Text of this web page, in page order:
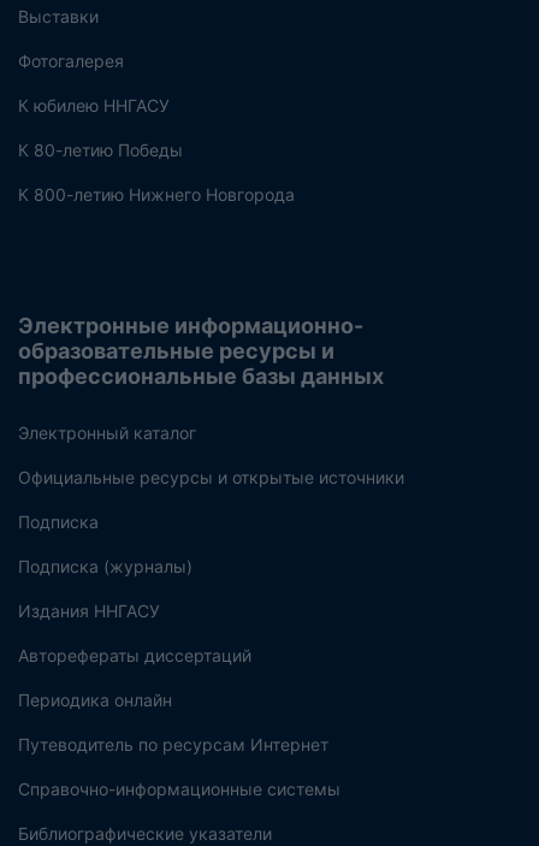
Выставки
Фотогалерея
К юбилею ННГАСУ
К 80-летию Победы
К 800-летию Нижнего Новгорода
Электронные информационно-
образовательные ресурсы и
профессиональные базы данных
Электронный каталог
Официальные ресурсы и открытые источники
Подписка
Подписка (журналы)
Издания ННГАСУ
Авторефераты диссертаций
Периодика онлайн
Путеводитель по ресурсам Интернет
Справочно-информационные системы
Библиографические указатели